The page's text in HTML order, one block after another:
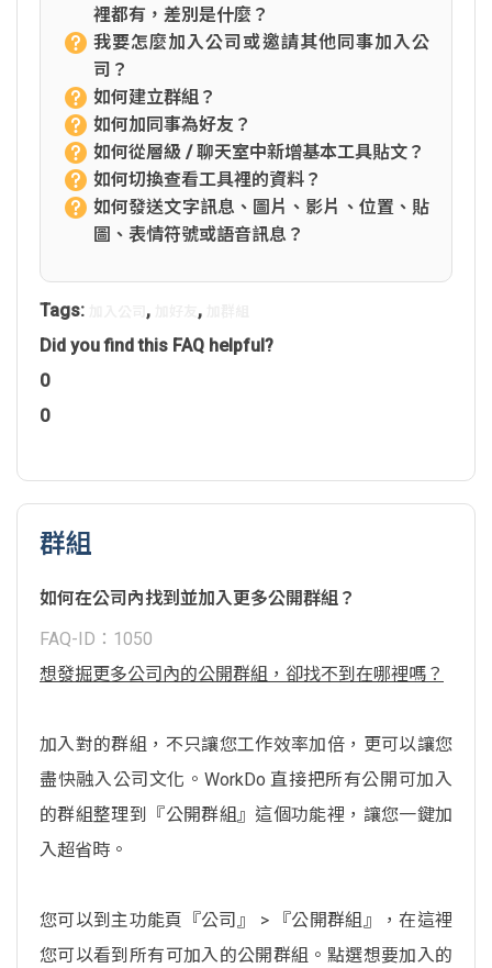
裡都有，差別是什麼？
我要怎麼加入公司或邀請其他同事加入公
司？
如何建立群組？
如何加同事為好友？
如何從層級 / 聊天室中新增基本工具貼文？
如何切換查看工具裡的資料？
如何發送文字訊息、圖片、影片、位置、貼
圖、表情符號或語音訊息？
Tags: , ,
Did you find this FAQ helpful?
0
0
群組
如何在公司內找到並加入更多公開群組？
FAQ-ID：1050
想發掘更多公司內的公開群組，卻找不到在哪裡嗎？
加入對的群組，不只讓您工作效率加倍，更可以讓您
盡快融入公司文化。WorkDo 直接把所有公開可加入
的群組整理到『公開群組』這個功能裡，讓您一鍵加
入超省時。
您可以到主功能頁『公司』 > 『公開群組』，在這裡
您可以看到所有可加入的公開群組。點選想要加入的